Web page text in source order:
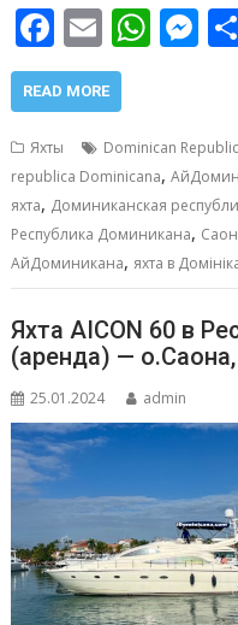
F
ac
e
b
o
o
k
E
m
ai
l
W
s
A
p
p
M
e
n
g
er
READ MORE
Яхты Dominican Republic
republica Dominicana,
яхта, Доминиканская
Республика Доминикана,
АйДоминикана, яхта в
Яхта AICON 60 в
(аренда) —
25.01.2024 admin